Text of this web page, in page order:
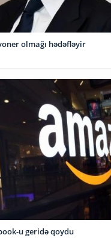
olmağı hədəfləyir
u geridə qoydu